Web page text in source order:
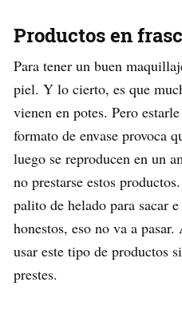
Productos en
Para tener un buen
piel. Y lo cierto, es que
vienen en potes. Pero
formato de envase provoca
luego se reproducen en un
no prestarse estos
palito de helado para sacar
honestos, eso no va a
usar este tipo de productos
prestes.